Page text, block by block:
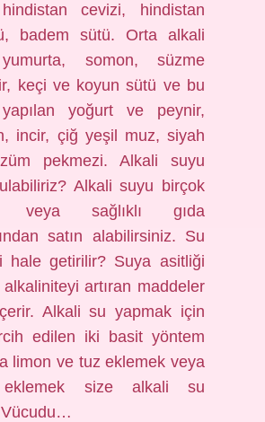
cevizi, hindistan
badem sütü. Orta alkali
somon, süzme
keçi ve koyun sütü ve bu
yoğurt ve peynir,
incir, çiğ yeşil muz, siyah
pekmezi. Alkali suyu
Alkali suyu birçok
veya sağlıklı gıda
satın alabilirsiniz. Su
hale getirilir? Suya asitliği
artıran maddeler
Alkali su yapmak için
edilen iki basit yöntem
limon ve tuz eklemek veya
eklemek size alkali su
Vücudu…